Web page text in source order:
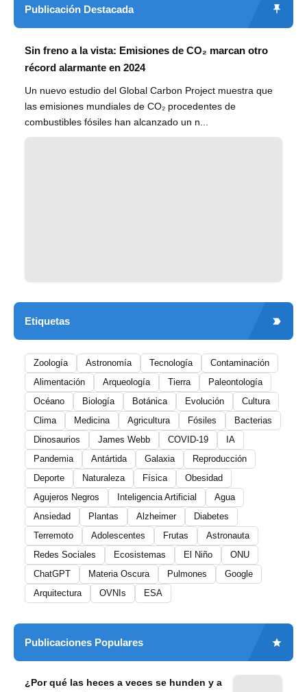
Publicación Destacada
Sin freno a la vista: Emisiones de CO₂ marcan otro
récord alarmante en 2024
Un nuevo estudio del Global Carbon Project muestra que
las emisiones mundiales de CO₂ procedentes de
combustibles fósiles han alcanzado un n...
Etiquetas
Zoología Astronomía Tecnología
Contaminación
Alimentación
Arqueología Tierra
Paleontología
Océano
Biología Botánica Evolución
Cultura
Clima
Medicina Agricultura Fósiles
Bacterias
Dinosaurios
James Webb COVID-19
IA
Pandemia
Antártida Galaxia
Reproducción
Deporte
Naturaleza Física
Obesidad
Agujeros Negros
Inteligencia Artificial
Agua
Ansiedad
Plantas Alzheimer
Diabetes
Terremoto
Adolescentes Frutas
Astronauta
Redes Sociales
Ecosistemas El Niño
ONU
ChatGPT
Materia Oscura Pulmones
Google
Arquitectura
OVNIs ESA
Publicaciones Populares
¿Por qué las heces a veces se hunden y a